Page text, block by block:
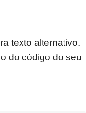
texto alternativo.
do código do seu